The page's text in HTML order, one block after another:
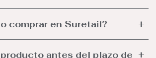
comprar en Suretail?
antes del plazo de